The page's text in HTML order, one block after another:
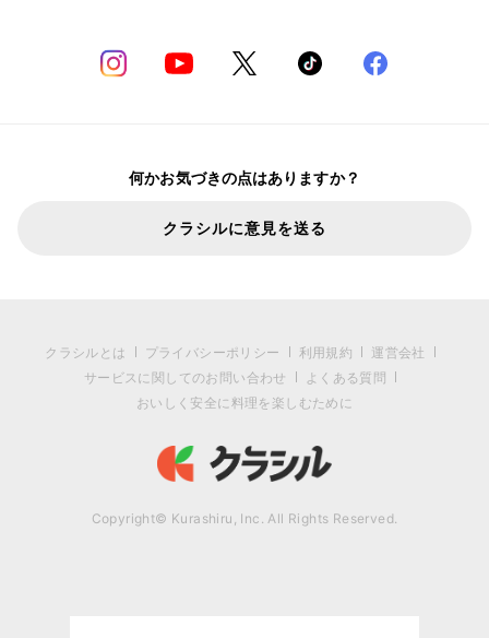
何かお気づきの点はありますか？
クラシルに意見を送る
クラシルとは プライバシーポリシー 利用規約
運営会社
サービスに関してのお問い合わせ
よくある質問
おいしく安全に料理を楽しむために
Copyright© Kurashiru, Inc. All Rights Reserved.